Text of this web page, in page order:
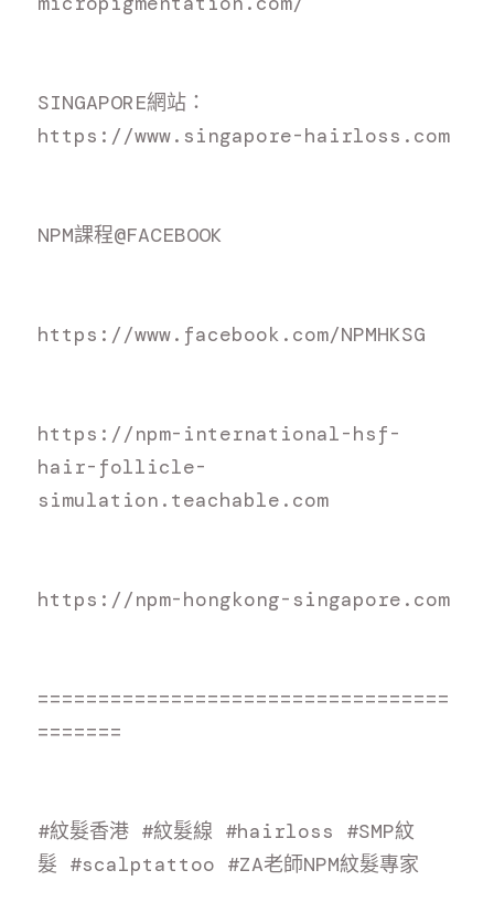
SINGAPORE網站：
https://www.singapore-hairloss.com
NPM課程@FACEBOOK
https://www.facebook.com/NPMHKSG
https://npm-international-hsf-
hair-follicle-
simulation.teachable.com
https://npm-hongkong-singapore.com
==================================
=======
#紋髮香港 #紋髮線 #hairloss #SMP紋
髮 #scalptattoo #ZA老師NPM紋髮專家